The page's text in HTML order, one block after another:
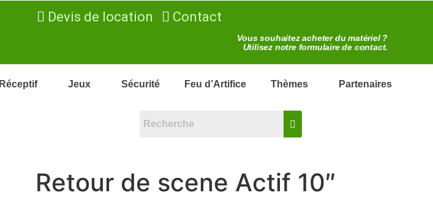
Devis de location Contact
Vous souhaitez acheter du matériel ?
Utilisez notre formulaire de contact.
Réceptif Jeux Sécurité Feu d’Artifice Thèmes Partenaires
Retour de scene Actif 10″